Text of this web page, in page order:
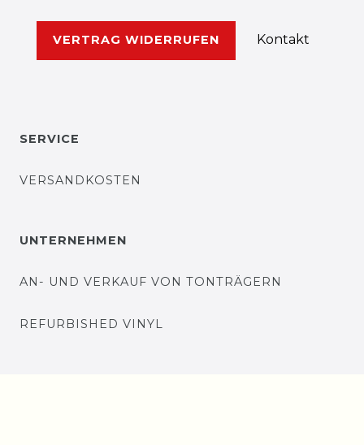
VERTRAG WIDERRUFEN Kontakt
SERVICE
VERSANDKOSTEN
UNTERNEHMEN
AN- UND VERKAUF VON TONTRÄGERN
REFURBISHED VINYL